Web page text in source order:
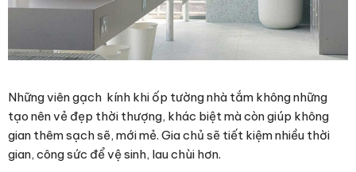
Những viên gạch kính khi ốp tường nhà tắm không những
tạo nên vẻ đẹp thời thượng, khác biệt mà còn giúp không
gian thêm sạch sẽ, mới mẻ. Gia chủ sẽ tiết kiệm nhiều thời
gian, công sức để vệ sinh, lau chùi hơn.